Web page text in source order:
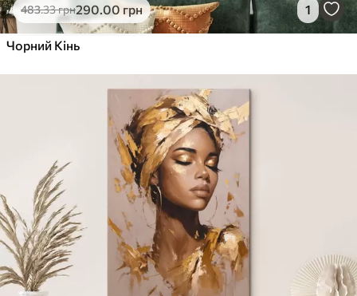
483.33грн290.00 грн 1
Чорний Кінь